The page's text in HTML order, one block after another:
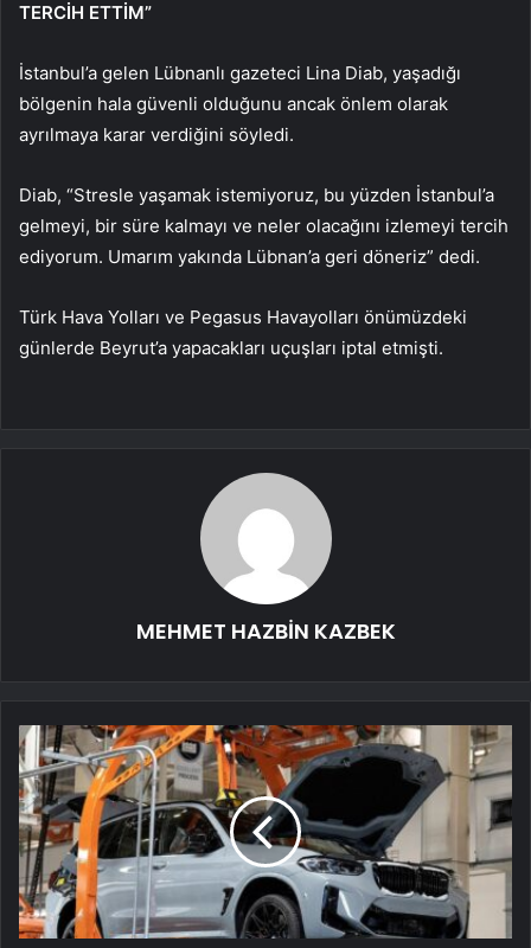
TERCİH ETTİM”
İstanbul’a gelen Lübnanlı gazeteci Lina Diab, yaşadığı
bölgenin hala güvenli olduğunu ancak önlem olarak
ayrılmaya karar verdiğini söyledi.
Diab, “Stresle yaşamak istemiyoruz, bu yüzden İstanbul’a
gelmeyi, bir süre kalmayı ve neler olacağını izlemeyi tercih
ediyorum. Umarım yakında Lübnan’a geri döneriz” dedi.
Türk Hava Yolları ve Pegasus Havayolları önümüzdeki
günlerde Beyrut’a yapacakları uçuşları iptal etmişti.
MEHMET HAZBİN KAZBEK